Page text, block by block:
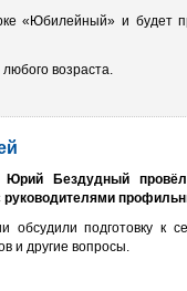
«Юбилейный» и будет
возраста.
Бездудный провёл
руководителями
обсудили подготовку к
и другие вопросы.